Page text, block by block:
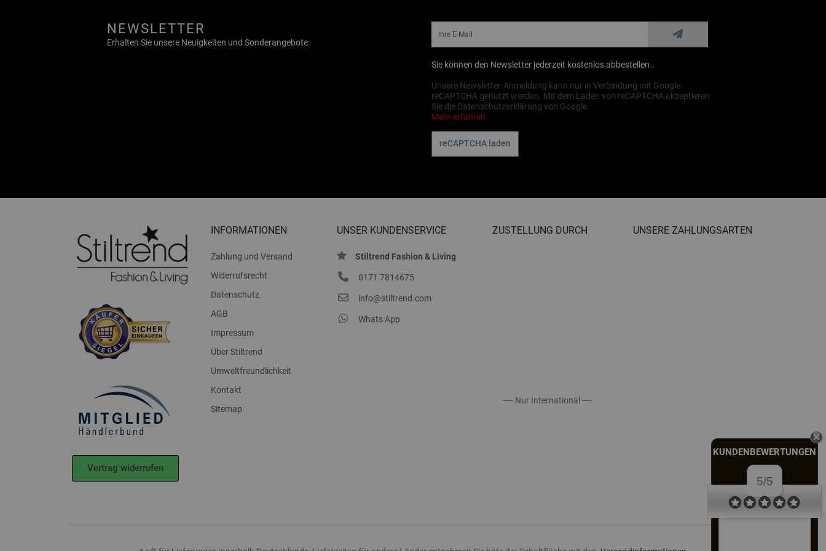
NEWSLETTER
Erhalten Sie unsere Neuigkeiten und Sonderangebote
Sie können den Newsletter jederzeit kostenlos abbestellen..
Unsere Newsletter-Anmeldung kann nur in Verbindung mit Google
reCAPTCHA genutzt werden. Mit dem Laden von reCAPTCHA akzeptieren
Sie die Datenschutzerklärung von Google.
Mehr erfahren
reCAPTCHA laden
Vertrag widerrufen
INFORMATIONEN
Zahlung und Versand
Widerrufsrecht
Datenschutz
AGB
Impressum
Über Stiltrend
Umweltfreundlichkeit
Kontakt
Sitemap
UNSER KUNDENSERVICE
Stiltrend Fashion & Living
0171 7814675
info@stiltrend.com
Whats App
ZUSTELLUNG DURCH
---- Nur International ----
UNSERE ZAHLUNGSARTEN
KUNDENBEWERTUNGEN
5/5